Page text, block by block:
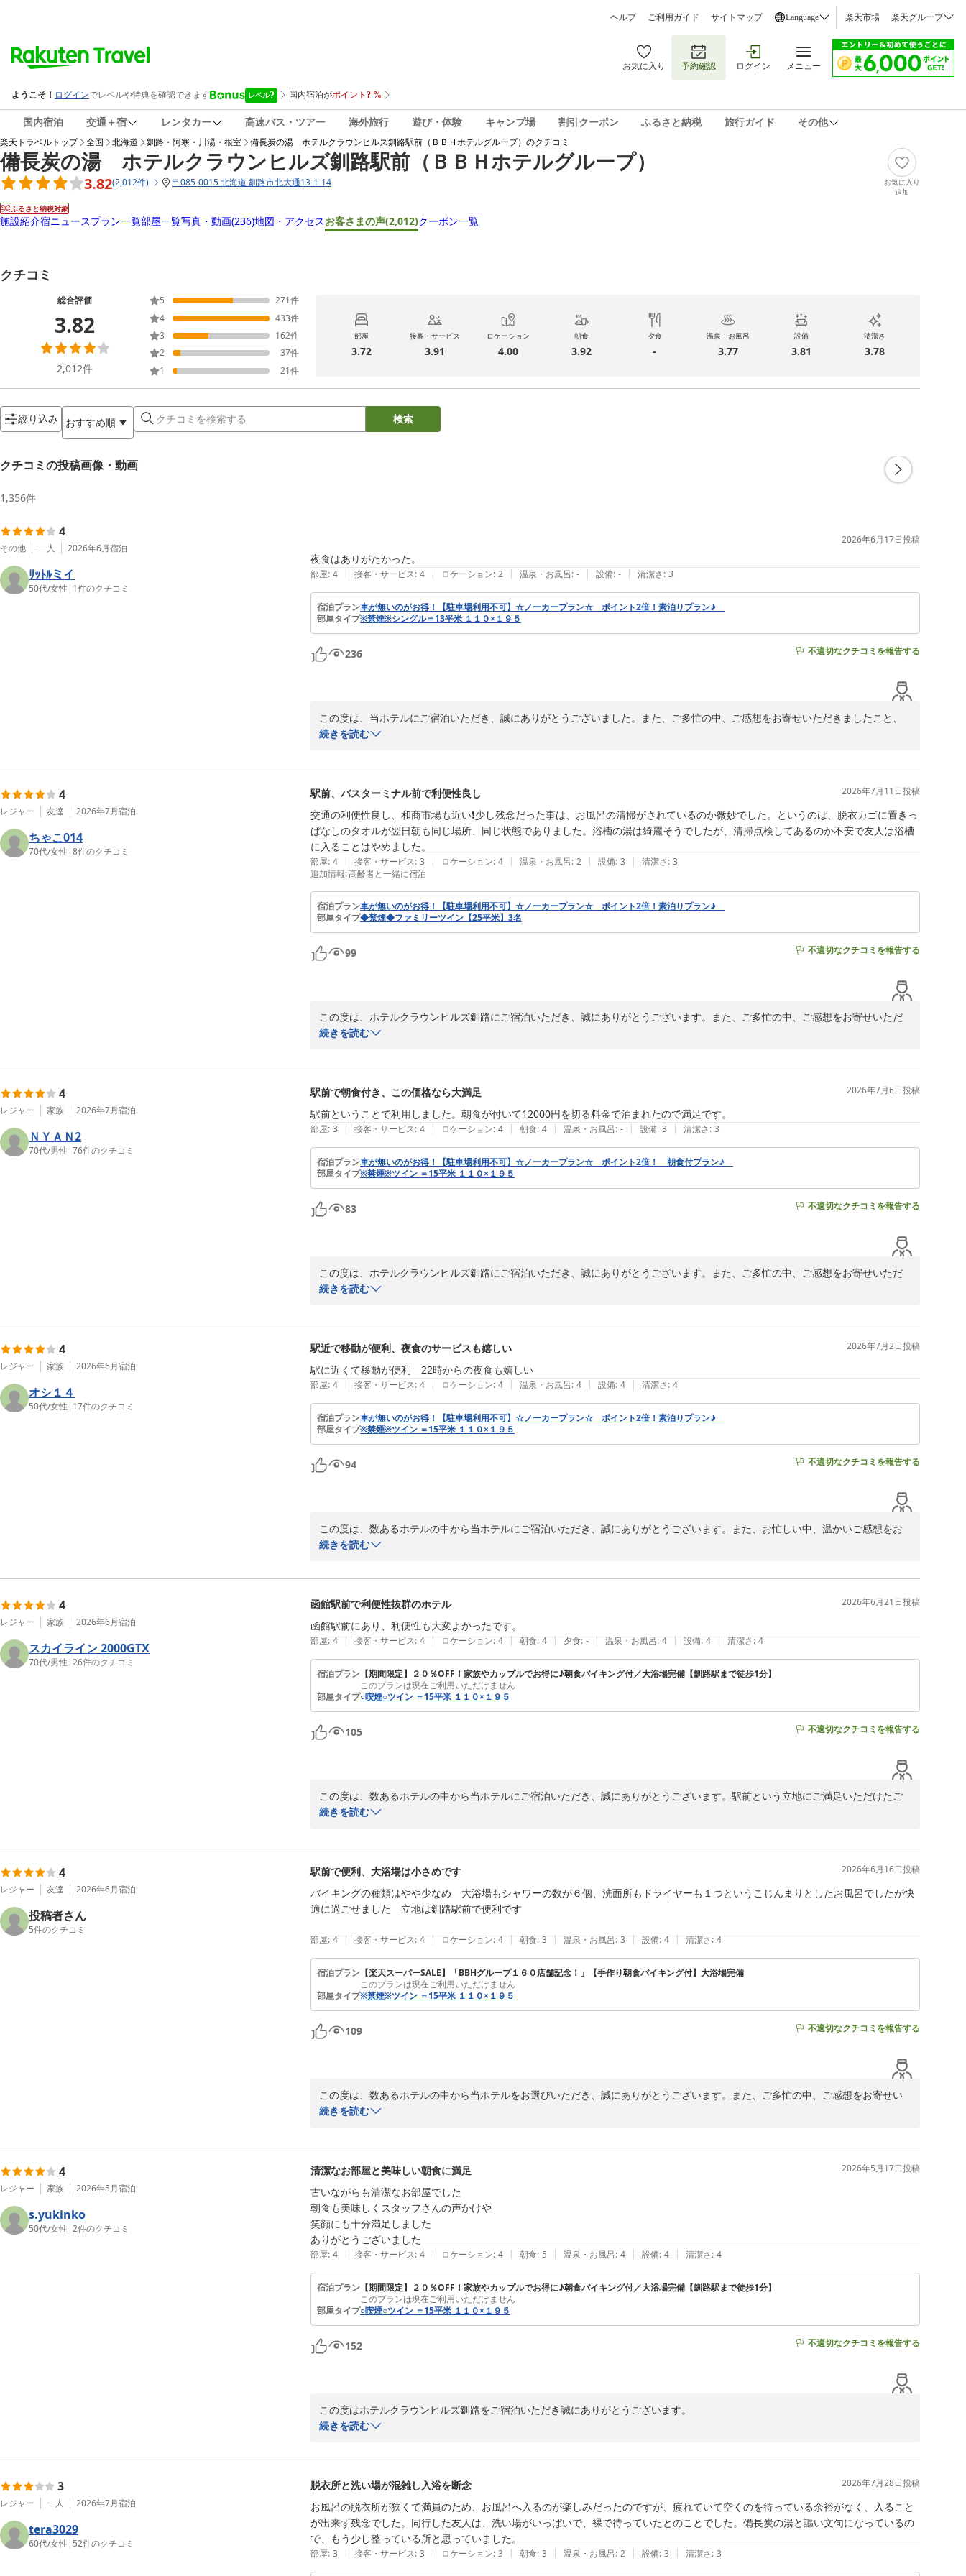
ヘルプ ご利用ガイド サイトマップ Language 楽天市場 楽天グループ
お気に入り 予約確認 ログイン メニュー
国内宿泊 交通＋宿 レンタカー 高速バス・ツアー 海外旅行 遊び・体験 キャンプ場 割引クーポン ふるさと納税 旅行ガイド その他
楽天トラベルトップ 全国 北海道 釧路・阿寒・川湯・根室 備長炭の湯 ホテルクラウンヒルズ釧路駅前（ＢＢＨホテルグループ） のクチコミ
備長炭の湯 ホテルクラウンヒルズ釧路駅前（ＢＢＨホテルグループ）
3.82(2,012件) 〒085-0015 北海道 釧路市北大通13-1-14
ふるさと納税対象
お気に入り
追加
施設紹介宿ニュースプラン一覧部屋一覧写真・動画(236)地図・アクセスお客さまの声(2,012)クーポン一覧
クチコミ
総合評価
3.82
2,012件
5 271件
4
433件
3
162件
2
37件
1
21件
部屋
3.72
接客・サービス
3.91
ロケーション
4.00
朝食
3.92
夕食
-
温泉・お風呂
3.77
設備
3.81
清潔さ
3.78
絞り込み おすすめ順 検索
クチコミの投稿画像・動画
1,356件
4
その他 一人 2026年6月宿泊
ﾘｯﾄﾙミイ
50代/女性 | 1件のクチコミ
2026年6月17日投稿
夜食はありがたかった。
部屋: 4 | 接客・サービス: 4 | ロケーション: 2 | 温泉・お風呂: - | 設備: - | 清潔さ: 3
宿泊プラン車が無いのがお得！【駐車場利用不可】☆ノーカープラン☆ ポイント2倍！素泊りプラン♪
部屋タイプ※禁煙※シングル＝13平米 １１０×１９５
236 不適切なクチコミを報告する
この度は、当ホテルにご宿泊いただき、誠にありがとうございました。また、ご多忙の中、ご感想をお寄せいただきましたこと、
重ねて御礼申し上げます。
「夜食がありがたかった」とのお言葉、大変嬉しく拝読いたしました。お客様にご満足いただけたご様子に、私どもも心より嬉し
今後も、お客様に「また来たい」と思っていただけるような、細やかなサービスを心掛けてまいります。
この度はお忙しい中、貴重なご意見をお寄せいただき、誠にありがとうございました。お客様のまたのお越しを、スタッフ一同心
よりお待ち申し上げております。
フロント　小野
〜全国約１６０店舗展開中のＢＢＨホテルグループ〜
備長炭の湯　ホテルクラウンヒルズ釧路駅前（ＢＢＨホテルグループ）
備長炭の湯 ホテルクラウンヒルズ釧路駅前（ＢＢＨホテルグループ）
2026-07-02
続きを読む
4
レジャー 友達 2026年7月宿泊
ちゃこ014
70代/女性 |8件のクチコミ
駅前、バスターミナル前で利便性良し 2026年7月11日投稿
交通の利便性良し、和商市場も近い❗️少し残念だった事は、お風呂の清掃がされているのか微妙でした。というのは、脱衣カゴに置きっ
ぱなしのタオルが翌日朝も同じ場所、同じ状態でありました。浴槽の湯は綺麗そうでしたが、清掃点検してあるのか不安で友人は浴槽
に入ることはやめました。
部屋: 4 | 接客・サービス: 3 | ロケーション: 4 | 温泉・お風呂: 2 | 設備: 3 | 清潔さ: 3
追加情報:高齢者と一緒に宿泊
宿泊プラン車が無いのがお得！【駐車場利用不可】☆ノーカープラン☆ ポイント2倍！素泊りプラン♪
部屋タイプ◆禁煙◆ファミリーツイン【25平米】3名
99 不適切なクチコミを報告する
この度は、ホテルクラウンヒルズ釧路にご宿泊いただき、誠にありがとうございます。また、ご多忙の中、ご感想をお寄せいただ
きましたこと、重ねて御礼申し上げます。
「交通の利便性が良く、和商市場も近い」とのお言葉、大変嬉しく拝読いたしました。当ホテルの立地がお気に召しましたご様
しかしながら、お風呂の清掃につきまして、ご不快な思いをさせてしまいましたこと、心よりお詫び申し上げます。脱衣カゴのタ
オルがそのままになっていたとのこと、衛生管理が行き届かず、お客様に不安とご迷惑をおかけいたしました。せっかく当ホテル
速清掃担当者および責任者と共有し、清掃箇所の確認徹底と、お客様に安心してお過ごしいただける環境整備に努めてまいりま
す。
今後、お客様にご満足いただけますよう、サービス向上に一層努めてまいります。またのお越しを心よりお待ち申し上げておりま
備長炭の湯 ホテルクラウンヒルズ釧路駅前（ＢＢＨホテルグループ）
2026-07-12
続きを読む
4
レジャー 家族 2026年7月宿泊
ＮＹＡＮ2
70代/男性 |76件のクチコミ
駅前で朝食付き、この価格なら大満足 2026年7月6日投稿
駅前ということで利用しました。朝食が付いて12000円を切る料金で泊まれたので満足です。
部屋: 3 | 接客・サービス: 4 | ロケーション: 4 | 朝食: 4 | 温泉・お風呂: - | 設備: 3 | 清潔さ: 3
宿泊プラン車が無いのがお得！【駐車場利用不可】☆ノーカープラン☆ ポイント2倍！ 朝食付プラン♪
部屋タイプ※禁煙※ツイン ＝15平米 １１０×１９５
83 不適切なクチコミを報告する
この度は、ホテルクラウンヒルズ釧路にご宿泊いただき、誠にありがとうございます。また、ご多忙の中、ご感想をお寄せいただ
きましたこと、重ねて御礼申し上げます。
立地と朝食にご満足いただけたご様子、何よりでございます。
今後とも、お客様にご満足いただけるサービスを提供できますよう、スタッフ一同精進してまいりますので、また当ホテルにお立
ち寄りいただけますことを心よりお待ち申し上げております。
全国約160店舗展開中のBBHホテルグループ
備長炭の湯 ホテルクラウンヒルズ釧路駅前（ＢＢＨホテルグループ）
2026-07-12
続きを読む
4
レジャー 家族 2026年6月宿泊
オシ１４
50代/女性 | 17件のクチコミ
駅近で移動が便利、夜食のサービスも嬉しい 2026年7月2日投稿
駅に近くて移動が便利　22時からの夜食も嬉しい
部屋: 4 | 接客・サービス: 4 | ロケーション: 4 | 温泉・お風呂: 4 | 設備: 4 | 清潔さ: 4
宿泊プラン車が無いのがお得！【駐車場利用不可】☆ノーカープラン☆ ポイント2倍！素泊りプラン♪
部屋タイプ※禁煙※ツイン ＝15平米 １１０×１９５
94 不適切なクチコミを報告する
この度は、数あるホテルの中から当ホテルにご宿泊いただき、誠にありがとうございます。また、お忙しい中、温かいご感想をお
寄せいただきましたこと、重ねて御礼申し上げます。
当ホテルの立地や、22時からの夜食サービスをお気に召していただけたようで、大変嬉しく拝読いたしました。駅からのアクセス
また、夜食のサービスは「一日の終わりにほっと一息ついていただきたい」という思いから実施しておりますので、「嬉しい」と
のお言葉をいただき、スタッフ一同大変励みになっております。
今後も、お客様の旅がより快適で素晴らしいものとなるよう、サービスの向上に努めてまいります。またこちらにお越しの機会が
ございましたら、ぜひ当ホテルへお帰りくださいませ。
フロント　小野
備長炭の湯　ホテルクラウンヒルズ釧路駅前（ＢＢＨホテルグループ）
続きを読む
4
レジャー 家族 2026年6月宿泊
スカイライン 2000GTX
70代/男性 |26件のクチコミ
函館駅前で利便性抜群のホテル 2026年6月21日投稿
函館駅前にあり、利便性も大変よかったです。
部屋: 4 | 接客・サービス: 4 | ロケーション: 4 | 朝食: 4 | 夕食: - | 温泉・お風呂: 4 | 設備: 4 | 清潔さ: 4
宿泊プラン 【期間限定】２０％OFF！家族やカップルでお得に♪朝食バイキング付／大浴場完備【釧路駅まで徒歩1分】
このプランは現在ご利用いただけません
部屋タイプ○喫煙○ツイン ＝15平米 １１０×１９５
105 不適切なクチコミを報告する
この度は、数あるホテルの中から当ホテルにご宿泊いただき、誠にありがとうございます。駅前という立地にご満足いただけたご
様子、大変嬉しく存じます。また、ご多忙の中、貴重なご感想をお寄せいただきましたこと、重ねて御礼申し上げます。今後もお
いませ。スタッフ一同、心よりお待ち申し上げております。
〜全国約１６０店舗展開中のＢＢＨホテルグループ〜
備長炭の湯　ホテルクラウンヒルズ釧路駅前（ＢＢＨホテルグループ）
備長炭の湯 ホテルクラウンヒルズ釧路駅前（ＢＢＨホテルグループ）
2026-07-02
続きを読む
4
レジャー 友達 2026年6月宿泊
投稿者さん
5件のクチコミ
駅前で便利、大浴場は小さめです 2026年6月16日投稿
バイキングの種類はやや少なめ　大浴場もシャワーの数が６個、洗面所もドライヤーも１つというこじんまりとしたお風呂でしたが快
適に過ごせました　立地は釧路駅前で便利です
部屋: 4 | 接客・サービス: 4 | ロケーション: 4 | 朝食: 3 | 温泉・お風呂: 3 | 設備: 4 | 清潔さ: 4
宿泊プラン 【楽天スーパーSALE】「BBHグループ１６０店舗記念！」【手作り朝食バイキング付】大浴場完備
このプランは現在ご利用いただけません
部屋タイプ※禁煙※ツイン ＝15平米 １１０×１９５
109 不適切なクチコミを報告する
この度は、数あるホテルの中から当ホテルをお選びいただき、誠にありがとうございます。また、ご多忙の中、ご感想をお寄せい
ただきましたこと、重ねて御礼申し上げます。
「駅前で便利」とのお言葉、大変嬉しく拝読いたしました。釧路駅に隣接しておりますので、お仕事や観光でのアクセスにご利用
一方で、大浴場やバイキングにつきまして、ご期待に沿えず申し訳ございませんでした。大浴場はこじんまりとした造りではござ
いますが、快適にお過ごしいただけたとのこと、安堵いたしました。バイキングの種類につきましても、貴重なご意見として承
り、今後の改善に努めてまいります。
お客様からいただくお声は、私どもがサービスを向上させていく上で大変貴重な財産でございます。頂戴いたしましたご意見をも
また釧路にお越しの際には、ぜひ当ホテルをご利用いただけますよう、スタッフ一同心よりお待ち申し上げております。
フロント　小野
備長炭の湯　ホテルクラウンヒルズ釧路駅前（ＢＢＨホテルグループ）
続きを読む
4
レジャー 家族 2026年5月宿泊
s.yukinko
50代/女性 |2件のクチコミ
清潔なお部屋と美味しい朝食に満足 2026年5月17日投稿
古いながらも清潔なお部屋でした
朝食も美味しくスタッフさんの声かけや
笑顔にも十分満足しました
部屋: 4 | 接客・サービス: 4 | ロケーション: 4 | 朝食: 5 | 温泉・お風呂: 4 | 設備: 4 | 清潔さ: 4
宿泊プラン 【期間限定】２０％OFF！家族やカップルでお得に♪朝食バイキング付／大浴場完備【釧路駅まで徒歩1分】
このプランは現在ご利用いただけません
部屋タイプ○喫煙○ツイン ＝15平米 １１０×１９５
152 不適切なクチコミを報告する
この度はホテルクラウンヒルズ釧路をご宿泊いただき誠にありがとうございます。
古いながらも清潔なお部屋との事で、大変嬉しく思っております。
笑顔にも十分満足しましたとのお言葉、ありがとうございます。
引き続き、お客様にとって快適で心地よい滞在が実現できるよう努めてまいりますので、何かお気づきの点やご要望等ございまし
たら、お気軽にお知らせくださいませ。
またのご利用をスタッフ一同、心よりお待ちしております。
フロント　曽我部
〜全国約160店舗展開中のBBHホテルグループ〜
続きを読む
3
レジャー 一人 2026年7月宿泊
tera3029
60代/女性 | 52件のクチコミ
脱衣所と洗い場が混雑し入浴を断念 2026年7月28日投稿
お風呂の脱衣所が狭くて満員のため、お風呂へ入るのが楽しみだったのですが、疲れていて空くのを待っている余裕がなく、入ること
が出来ず残念でした。同行した友人は、洗い場がいっぱいで、裸で待っていたとのことでした。備長炭の湯と謳い文句になっているの
で、もう少し整っている所と思っていました。
部屋: 3 | 接客・サービス: 3 | ロケーション: 3 | 朝食: 3 | 温泉・お風呂: 2 | 設備: 3 | 清潔さ: 3